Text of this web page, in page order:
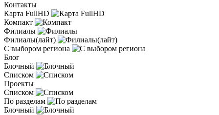
Контакты
Карта FullHD
Компакт
Филиалы
Филиалы(лайт)
С выбором региона
Блог
Блочный
Списком
Проекты
Списком
По разделам
Блочный